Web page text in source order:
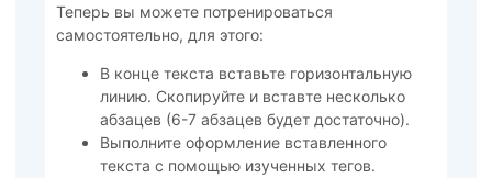
Теперь вы можете потренироваться
самостоятельно, для этого:
В конце текста вставьте горизонтальную
линию. Скопируйте и вставте несколько
абзацев (6-7 абзацев будет достаточно).
Выполните оформление вставленного
текста с помощью изученных тегов.